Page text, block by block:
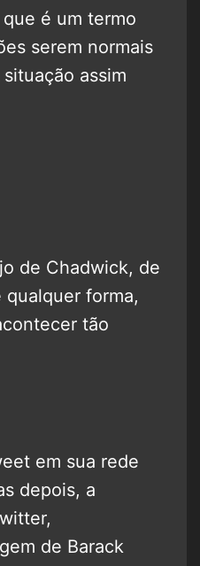
que é um termo
serem normais
assim
de Chadwick, de
qualquer forma,
tão
em sua rede
depois, a
de Barack